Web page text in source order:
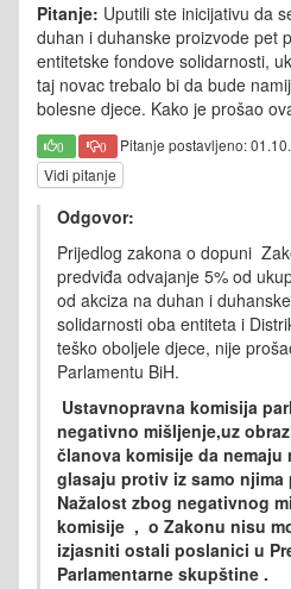
Pitanje: Uputili ste inicijativu da
duhan i duhanske proizvode pet
entitetske fondove solidarnosti,
taj novac trebalo bi da bude
bolesne djece. Kako je prošao
0 0 Pitanje postavljeno:
Vidi pitanje
Odgovor:
Prijedlog zakona o dopuni
predviđa odvajanje 5% od
od akciza na duhan i
solidarnosti oba entiteta i
teško oboljele djece, nije
Parlamentu BiH.
Ustavnopravna komisija
negativno mišljenje,uz
članova komisije da
glasaju protiv iz samo njima
Nažalost zbog negativnog
komisije , o Zakonu nisu
izjasniti ostali poslanici u
Parlamentarne skupštine .